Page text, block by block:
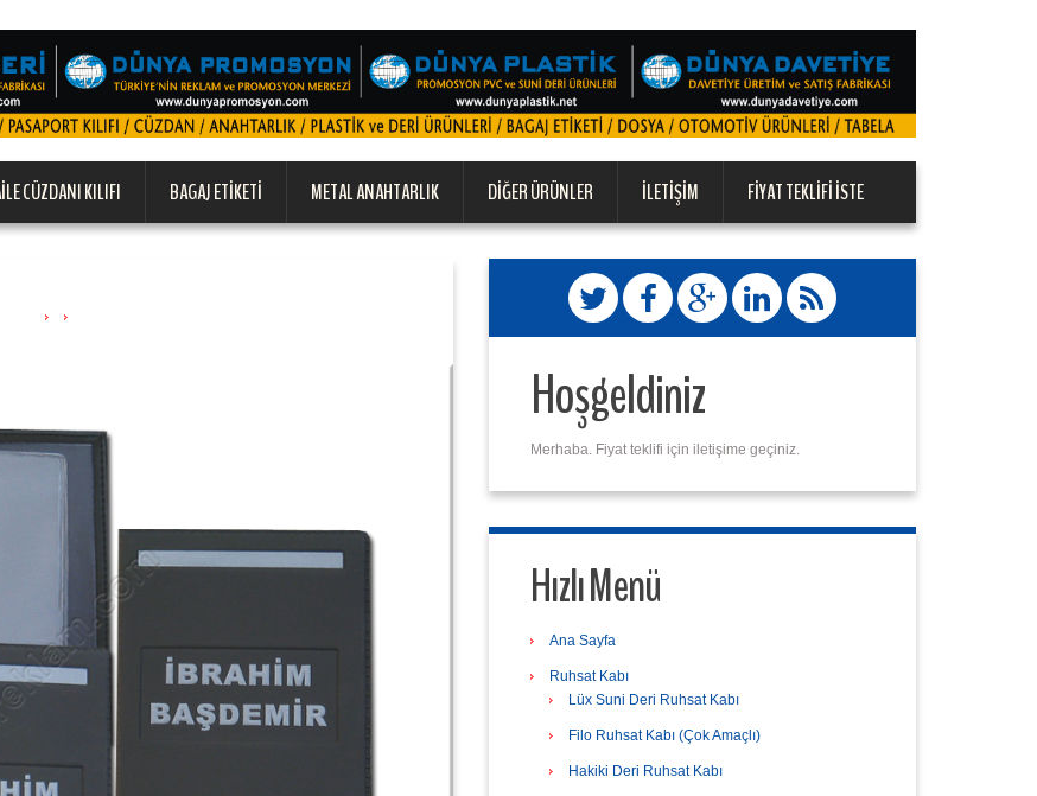
CÜZDANI KILIFI BAGAJ ETIKETI METAL ANAHTARLIK DIĞER ÜRÜNLER İLETIŞIM FIYAT TEKLIFI İSTE
Hoşgeldiniz
Merhaba. Fiyat teklifi için iletişime geçiniz.
Hızlı Menü
Ana Sayfa
Ruhsat Kabı
Lüx Suni Deri Ruhsat Kabı
Filo Ruhsat Kabı (Çok Amaçlı)
Hakiki Deri Ruhsat Kabı